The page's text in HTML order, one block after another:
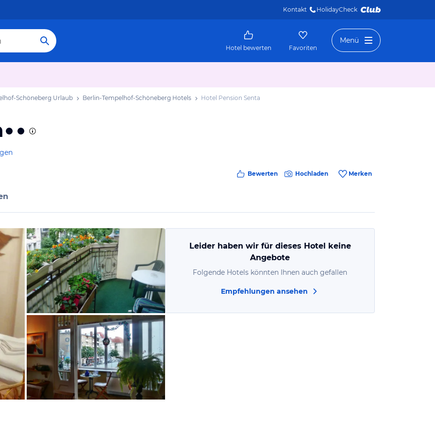
Kontakt HolidayCheck
Hotel bewerten Favoriten
Menü
Schöneberg Urlaub Berlin-Tempelhof-Schöneberg Hotels Hotel Pension Senta
Bewerten Hochladen Merken
von Anne, Juni 2011
Leider haben wir für dieses Hotel keine
Angebote
Folgende Hotels könnten Ihnen auch gefallen
Empfehlungen ansehen